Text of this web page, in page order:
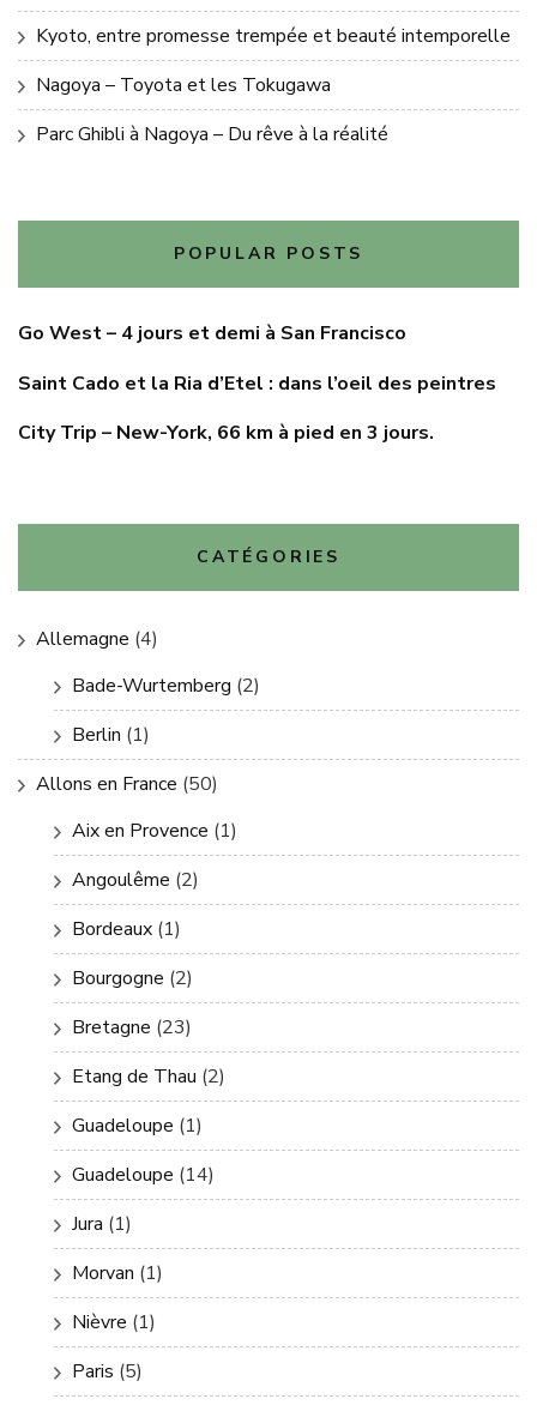
Kyoto, entre promesse trempée et beauté intemporelle
Nagoya – Toyota et les Tokugawa
Parc Ghibli à Nagoya – Du rêve à la réalité
POPULAR POSTS
Go West – 4 jours et demi à San Francisco
Saint Cado et la Ria d’Etel : dans l’oeil des peintres
City Trip – New-York, 66 km à pied en 3 jours.
CATÉGORIES
Allemagne (4)
Bade-Wurtemberg (2)
Berlin (1)
Allons en France (50)
Aix en Provence (1)
Angoulême (2)
Bordeaux (1)
Bourgogne (2)
Bretagne (23)
Etang de Thau (2)
Guadeloupe (1)
Guadeloupe (14)
Jura (1)
Morvan (1)
Nièvre (1)
Paris (5)